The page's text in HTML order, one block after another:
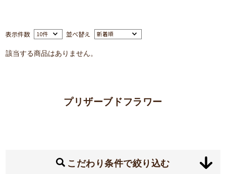
表示件数 並べ替え
該当する商品はありません。
プリザーブドフラワー
こだわり条件で絞り込む